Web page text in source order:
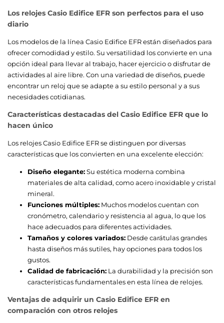
Los relojes Casio Edifice EFR son perfectos para el uso
diario
Los modelos de la línea Casio Edifice EFR están diseñados para
ofrecer comodidad y estilo. Su versatilidad los convierte en una
opción ideal para llevar al trabajo, hacer ejercicio o disfrutar de
actividades al aire libre. Con una variedad de diseños, puede
encontrar un reloj que se adapte a su estilo personal y a sus
necesidades cotidianas.
Características destacadas del Casio Edifice EFR que lo
hacen único
Los relojes Casio Edifice EFR se distinguen por diversas
características que los convierten en una excelente elección:
Diseño elegante:Su estética moderna combina
materiales de alta calidad, como acero inoxidable y cristal
mineral.
Funciones múltiples: Muchos modelos cuentan con
cronómetro, calendario y resistencia al agua, lo que los
hace adecuados para diferentes actividades.
Tamaños y colores variados: Desde carátulas grandes
hasta diseños más sutiles, hay opciones para todos los
gustos.
Calidad de fabricación: La durabilidad y la precisión son
características fundamentales en esta línea de relojes.
Ventajas de adquirir un Casio Edifice EFR en
comparación con otros relojes